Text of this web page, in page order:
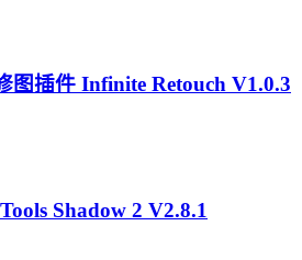
图插件 Infinite Retouch V1.0.3
Shadow 2 V2.8.1